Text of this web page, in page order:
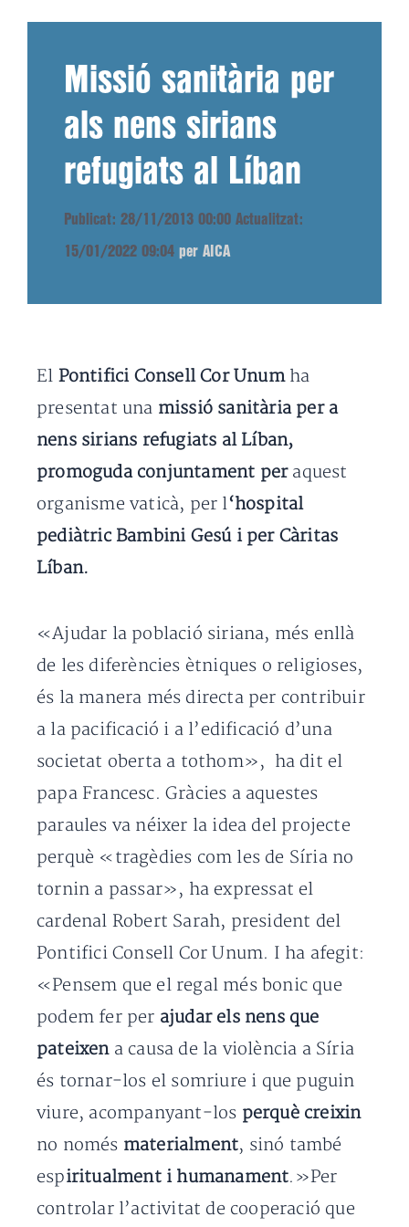
Missió sanitària per
als nens sirians
refugiats al Líban
Publicat: 28/11/2013 00:00 Actualitzat:
15/01/2022 09:04 per AICA
El Pontifici Consell Cor Unumha
presentat una missió sanitària per a
nens sirians refugiats al Líban,
promoguda conjuntament peraquest
organisme vaticà, per l‘hospital
pediàtric Bambini Gesú i per Càritas
Líban.
«Ajudar la població siriana, més enllà
de les diferències ètniques o religioses,
és la manera més directa per contribuir
a la pacificació i a l’edificació d’una
societat oberta a tothom», ha dit el
papa Francesc. Gràcies a aquestes
paraules va néixer la idea del projecte
perquè «tragèdies com les de Síria no
tornin a passar», ha expressat el
cardenal Robert Sarah, president del
Pontifici Consell Cor Unum. I ha afegit:
«Pensem que el regal més bonic que
podem fer per ajudar els nens que
pateixena causa de la violència a Síria
és tornar-los el somriure i que puguin
viure, acompanyant-los perquè creixin
no només materialment, sinó també
espiritualment i humanament.»Per
controlar l’activitat de cooperació que